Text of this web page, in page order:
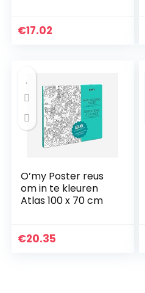
€17.02
O’my Poster reus
om in te kleuren
Atlas 100 x 70 cm
€20.35